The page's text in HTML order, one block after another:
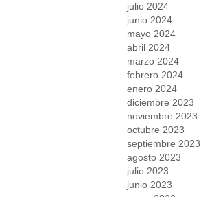
julio 2024
junio 2024
mayo 2024
abril 2024
marzo 2024
febrero 2024
enero 2024
diciembre 2023
noviembre 2023
octubre 2023
septiembre 2023
agosto 2023
julio 2023
junio 2023